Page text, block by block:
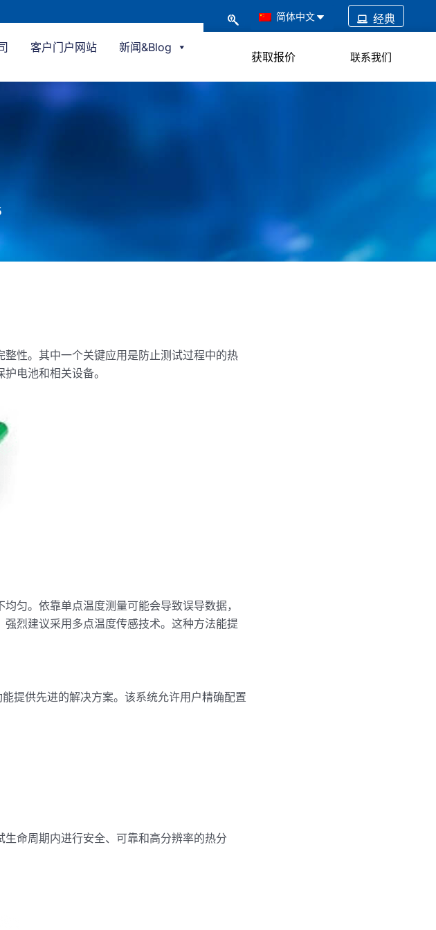
简体中文 经典
客户门户网站 新闻&Blog
获取报价 联系我们
性。其中一个关键应用是防止测试过程中的热
电池和相关设备。
匀。依靠单点温度测量可能会导致误导数据，
烈建议采用多点温度传感技术。这种方法能提
提供先进的解决方案。该系统允许用户精确配置
命周期内进行安全、可靠和高分辨率的热分